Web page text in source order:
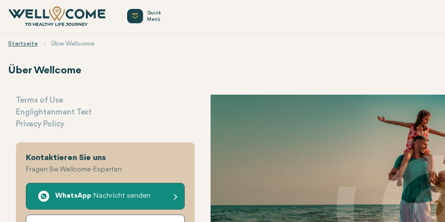
Quick
Menü
Startseite Über Wellcome
Über Wellcome
Menu
Terms of Use
Englightenment Text
Privacy Policy
Kontaktieren Sie uns
Fragen Sie Wellcome-Experten
WhatsApp Nachricht senden